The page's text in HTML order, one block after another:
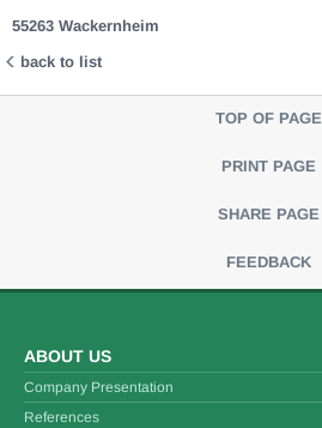
55263 Wackernheim
back to list
TOP OF PAGE
PRINT PAGE
SHARE PAGE
FEEDBACK
ABOUT US
Company Presentation
References